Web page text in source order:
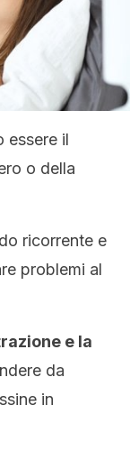
essere il
o della
ricorrente e
problemi al
e la
da
in